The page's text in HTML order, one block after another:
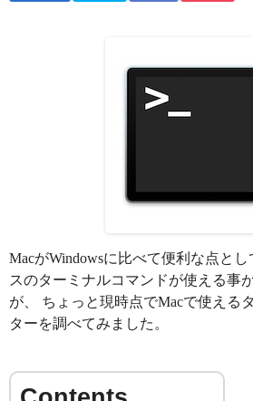
MacがWindowsに比べて便利な点と
スのターミナルコマンドが使える事
が、 ちょっと現時点でMacで使える
ターを調べてみました。